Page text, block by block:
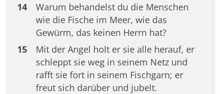
14
Warum behandelst du die Menschen
wie die Fische im Meer, wie das
Gewürm, das keinen Herrn hat?
15
Mit der Angel holt er sie alle herauf, er
schleppt sie weg in seinem Netz und
rafft sie fort in seinem Fischgarn; er
freut sich darüber und jubelt.